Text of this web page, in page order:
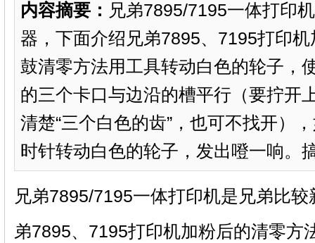
内容摘要： 兄弟7895/7195一体打印
器，下面介绍兄弟7895、7195打印
鼓清零方法用工具转动白色的轮子，
的三个卡口与边沿的槽平行（要拧开
清楚“三个白色的齿”，也可不找开）
时针转动白色的轮子，发出噔一响。
兄弟7895/7195一体打印机是兄弟比
弟7895、7195打印机加粉后的清零方